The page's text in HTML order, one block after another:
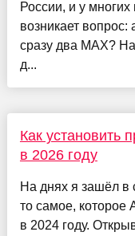
России, и у
возникает
сразу два MAX?
д...
Как установить
в 2026 году
На днях я зашёл
то самое, которое
в 2024 году.